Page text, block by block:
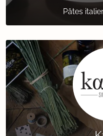
Pâtes